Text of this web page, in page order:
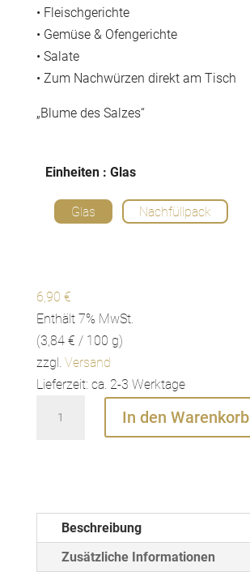
• Fleischgerichte
• Gemüse & Ofengerichte
• Salate
• Zum Nachwürzen direkt am Tisch
„Blume des Salzes“
Einheiten : Glas
Glas Nachfüllpack
6,90 €
Enthält 7% MwSt.
(3,84 € / 100 g)
zzgl. Versand
Lieferzeit: ca. 2-3 Werktage
In den Warenkorb
Beschreibung
Zusätzliche Informationen